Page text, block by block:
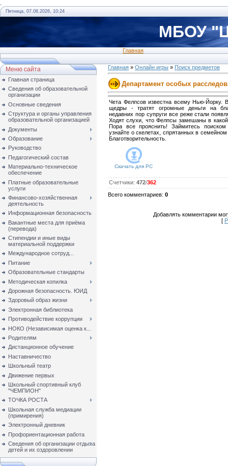
Пятница, 07.08.2026, 10:24
МБОУ
Главная
Меню сайта
Главная страница
Сведения об образовательной
организации
Основные сведения
Структура и органы управления
образовательной организацией
Документы
Образование
Руководство
Педагогический состав
Материально-техническое
обеспечение
Платные образовательные
услуги
Финансово-хозяйственная
деятельность
Информационная безопасность
Вакантные места для приёма
(перевода)
Стипендии и иные виды
материальной поддержки
Международное сотруд...
Питание
Образовательные стандарты
Методическая копилка
Дорожная безопасность. ЮИД
Здоровый образ жизни
Электронная библиотека
Противодействие коррупции
НОКО (Независимая оценка к...
Родителям
Дистанционное обучение
Наставничество
Школьный театр
Движение первых
Школьный спортивный клуб
"ЧЕМПИОН"
ТОЧКА РОСТА
Школьная служба медиации
(примирения)
Электронный дневник
Профориентационная работа
Сведения об организации отдыха
детей и их оздоровлении
Главная » Онлайн игры » Поиск предметов
Департамент особых
Чета Фелпсов известна всему Нью-Йорку.
щедры - тратят огромные деньги на
недавних пор супруги все реже стали
Ходят слухи, что Фелпсы замешаны в
Пора все прояснить! Займитесь
узнайте о скелетах, спрятанных в
Благотворительность.
Скачать для PC
Счетчики: 472/362
Всего комментариев: 0
Добавлять комментарии
[